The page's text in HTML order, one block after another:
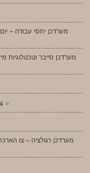
מעו”דכן יחסי עבודה –
מעו”דכן סייבר
»